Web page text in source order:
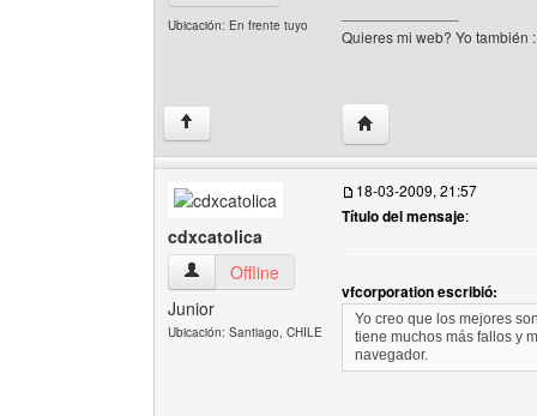
Ubicación: En frente tuyo
Quieres mi web? Yo también
↑ Visitar sitio web del
cdxcatolica
cdxcatolica Ver perfil del usuario
Offline
Junior
Ubicación: Santiago, CHILE
18-03-2009, 21:57
Título del mensaje:
vfcorporation escribió:
Yo creo que los mejores
tiene muchos más fallos y
navegador.